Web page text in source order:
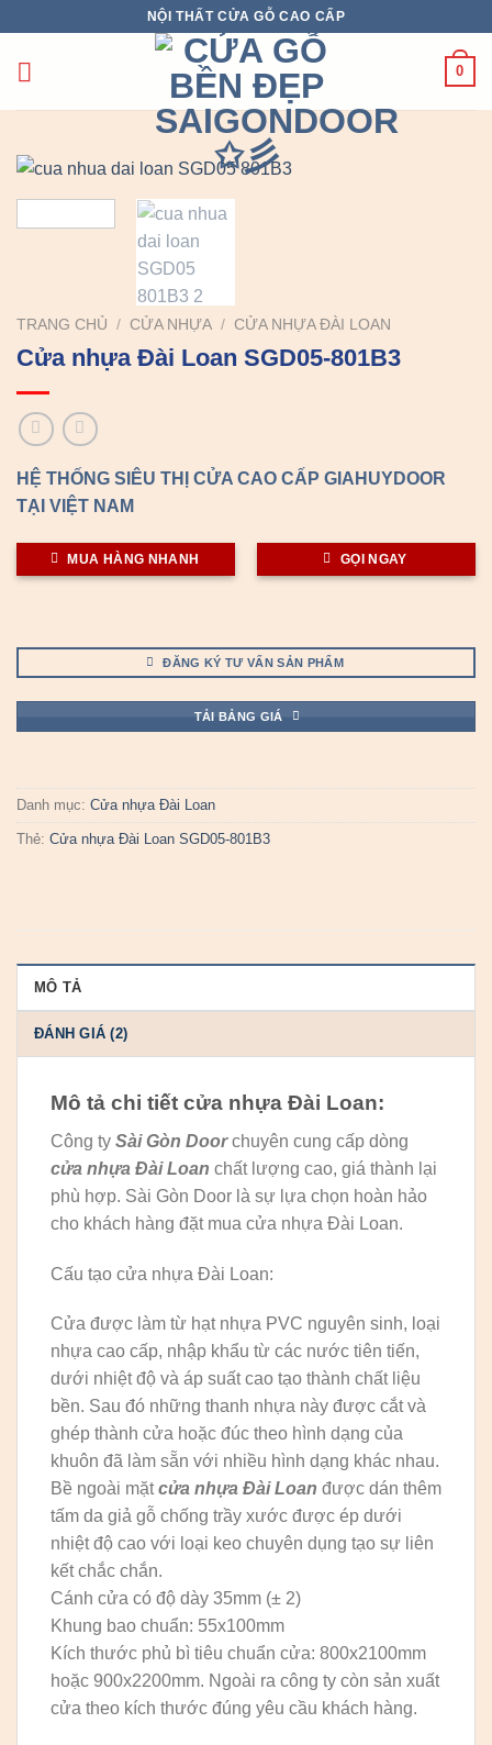
nội
NỘI THẤT CỬA GỖ CAO CẤP
0
TRANG CHỦ / CỬA NHỰA / CỬA NHỰA ĐÀI LOAN
Cửa nhựa Đài Loan SGD05-801B3
HỆ THỐNG SIÊU THỊ CỬA CAO CẤP GIAHUYDOOR
TẠI VIỆT NAM
MUA HÀNG NHANH GỌI NGAY
ĐĂNG KÝ TƯ VẤN SẢN PHẨM
TẢI BẢNG GIÁ
Danh mục: Cửa nhựa Đài Loan
Thẻ: Cửa nhựa Đài Loan SGD05-801B3
MÔ TẢ
ĐÁNH GIÁ (2)
Mô tả chi tiết cửa nhựa Đài Loan:
Công ty Sài Gòn Doorchuyên cung cấp dòng
cửa nhựa Đài Loan chất lượng cao, giá thành lại
phù hợp. Sài Gòn Door là sự lựa chọn hoàn hảo
cho khách hàng đặt mua cửa nhựa Đài Loan.
Cấu tạo cửa nhựa Đài Loan:
Cửa được làm từ hạt nhựa PVC nguyên sinh, loại
nhựa cao cấp, nhập khẩu từ các nước tiên tiến,
dưới nhiệt độ và áp suất cao tạo thành chất liệu
bền. Sau đó những thanh nhựa này được cắt và
ghép thành cửa hoặc đúc theo hình dạng của
khuôn đã làm sẵn với nhiều hình dạng khác nhau.
Bề ngoài mặtcửa nhựa Đài Loan được dán thêm
tấm da giả gỗ chống trầy xước được ép dưới
nhiệt độ cao với loại keo chuyên dụng tạo sự liên
kết chắc chắn.
Cánh cửa có độ dày 35mm (± 2)
Khung bao chuẩn: 55x100mm
Kích thước phủ bì tiêu chuẩn cửa: 800x2100mm
hoặc 900x2200mm. Ngoài ra công ty còn sản xuất
cửa theo kích thước đúng yêu cầu khách hàng.